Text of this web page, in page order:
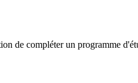
de compléter un programme